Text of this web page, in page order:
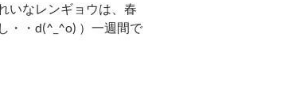
いなレンギョウは、春
・・d(^_^o) ）一週間で